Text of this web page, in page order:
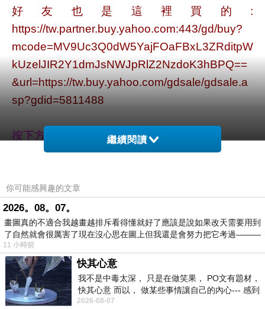
好友也是這裡買的:
https://tw.partner.buy.yahoo.com:443/gd/buy?
mcode=MV9Uc3Q0dW5YajFOaFBxL3ZRditpW
kUzelJIR2Y1dmJsNWJpRlZ2NzdoK3hBPQ==
&url=https://tw.buy.yahoo.com/gdsale/gdsale.a
sp?gdid=5811488
按下方看詳細規格^^
17Life,一起團購一起吃美食,五星級飯店也上線
囉!限時限量快搶吧!
一定要推薦:
繼續閱讀
你可能感興趣的文章
2026。08。07。
畫圖真的不適合我越畫越排斥看得懂就好了應該是說如果改天需要用到
了自然就會很厲害了現在沒心思在圖上但我還是會努力把它考過———
11 小時前
快其心意
我不是中毒太深， 只是在做笑果， PO文有題材，
快其心意 而以， 做某些事情讓自己的內心--- 感到
愉快。
2026-08-07